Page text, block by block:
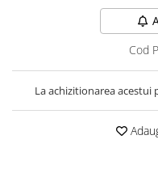
Vezi toate jocurile de
Cod
La achizitionarea